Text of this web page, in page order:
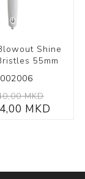
Shine
55mm
MKD
MKD